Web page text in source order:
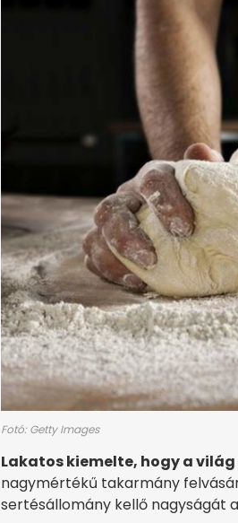
Fotó: Getty Images
Lakatos kiemelte, hogy a
nagymértékű takarmány
sertésállomány kellő nagyságát